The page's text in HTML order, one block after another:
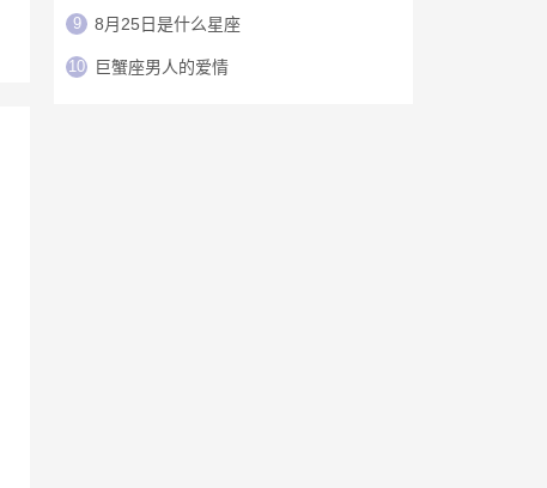
9 8月25日是什么星座
10 巨蟹座男人的爱情